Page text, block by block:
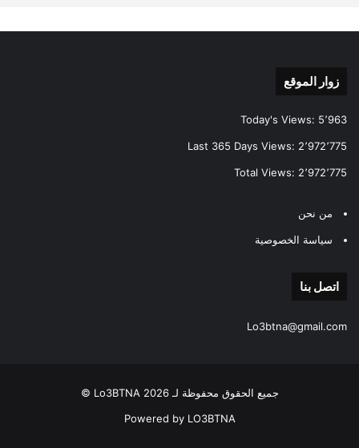
زوار الموقع
Today's Views: 5٬963
Last 365 Days Views: 2٬972٬775
Total Views: 2٬972٬775
من نحن
سياسة الخصوصية
اتصل بنا
Lo3btna@gmail.com
جميع الحقوق محفوظة لـ Lo3BTNA 2026 ©
Powered by LO3BTNA